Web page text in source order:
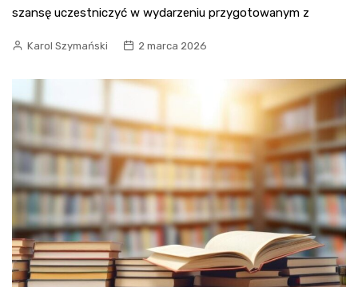
szansę uczestniczyć w wydarzeniu przygotowanym z
Karol Szymański 2 marca 2026